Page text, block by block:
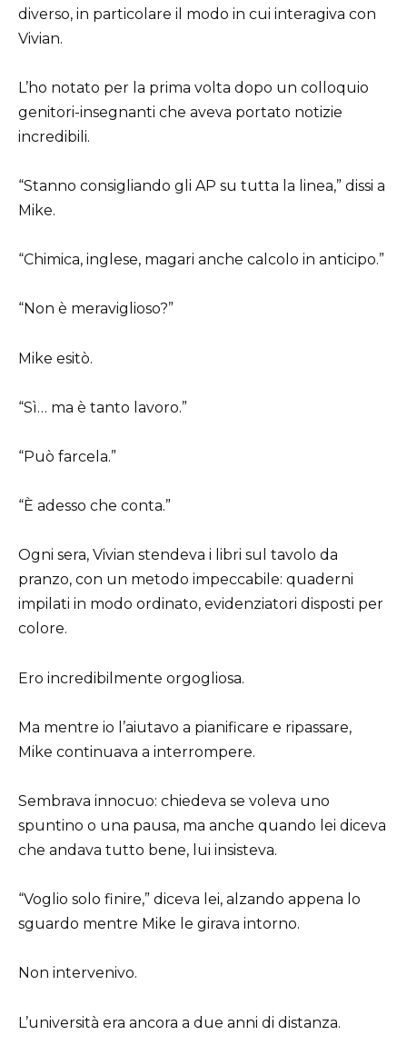
diverso, in particolare il modo in cui interagiva con
Vivian.
L’ho notato per la prima volta dopo un colloquio
genitori-insegnanti che aveva portato notizie
incredibili.
“Stanno consigliando gli AP su tutta la linea,” dissi a
Mike.
“Chimica, inglese, magari anche calcolo in anticipo.”
“Non è meraviglioso?”
Mike esitò.
“Sì… ma è tanto lavoro.”
“Può farcela.”
“È adesso che conta.”
Ogni sera, Vivian stendeva i libri sul tavolo da
pranzo, con un metodo impeccabile: quaderni
impilati in modo ordinato, evidenziatori disposti per
colore.
Ero incredibilmente orgogliosa.
Ma mentre io l’aiutavo a pianificare e ripassare,
Mike continuava a interrompere.
Sembrava innocuo: chiedeva se voleva uno
spuntino o una pausa, ma anche quando lei diceva
che andava tutto bene, lui insisteva.
“Voglio solo finire,” diceva lei, alzando appena lo
sguardo mentre Mike le girava intorno.
Non intervenivo.
L’università era ancora a due anni di distanza.